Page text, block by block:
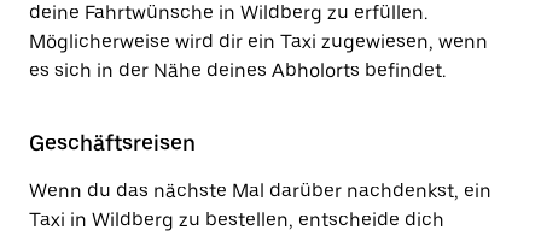
deine Fahrtwünsche in Wildberg zu erfüllen.
Möglicherweise wird dir ein Taxi zugewiesen, wenn
es sich in der Nähe deines Abholorts befindet.
Geschäftsreisen
Wenn du das nächste Mal darüber nachdenkst, ein
Taxi in Wildberg zu bestellen, entscheide dich